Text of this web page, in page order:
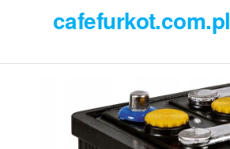
cafefurkot.com.pl